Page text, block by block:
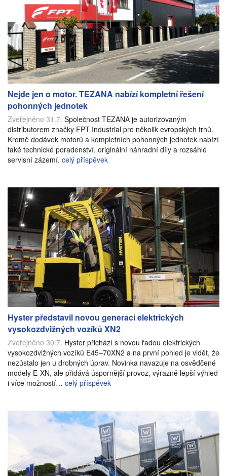
Nejde jen o motor. TEZANA nabízí kompletní řešení
pohonných jednotek
Zveřejněno 31.7. Společnost TEZANA je autorizovaným
distributorem značky FPT Industrial pro několik evropských trhů.
Kromě dodávek motorů a kompletních pohonných jednotek nabízí
také technické poradenství, originální náhradní díly a rozsáhlé
servisní zázemí. celý příspěvek
Hyster představil novou generaci elektrických
vysokozdvižných vozíků XN2
Zveřejněno 30.7. Hyster přichází s novou řadou elektrických
vysokozdvižných vozíků E45–70XN2 a na první pohled je vidět, že
nezůstalo jen u drobných úprav. Novinka navazuje na osvědčené
modely E-XN, ale přidává úspornější provoz, výrazně lepší výhled
i více možností… celý příspěvek